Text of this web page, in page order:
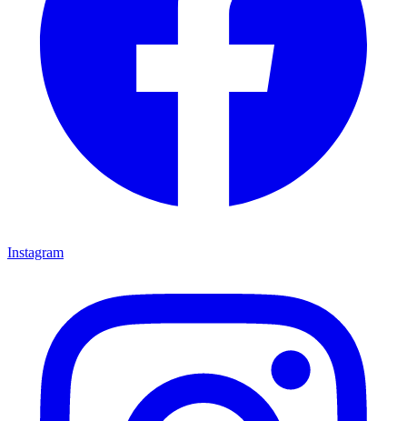
Instagram